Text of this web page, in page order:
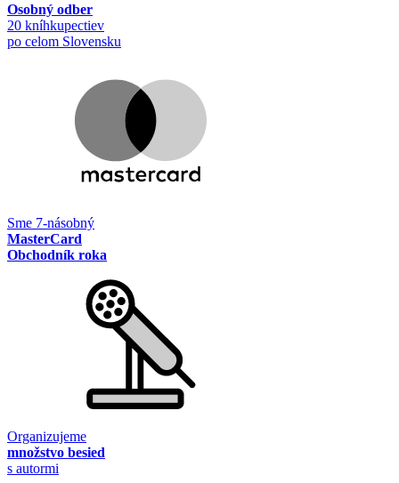
Osobný odber
20 kníhkupectiev
po celom Slovensku
Sme 7-násobný
MasterCard
Obchodník roka
Organizujeme
množstvo besied
s autormi